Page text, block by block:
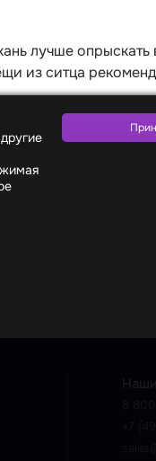
лучше опрыскать
из ситца